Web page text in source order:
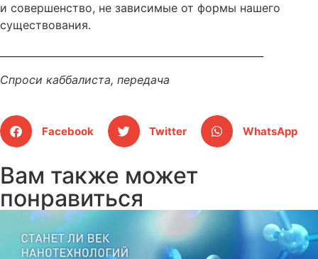
и совершенство, не зависимые от формы нашего
существования.
Спроси каббалиста, передача
Facebook Twitter WhatsApp
Вам также может
понравиться